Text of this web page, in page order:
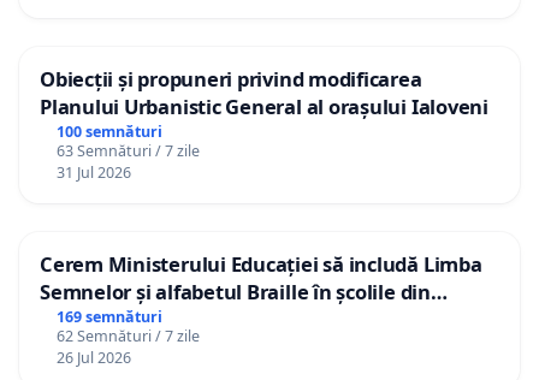
Obiecții și propuneri privind modificarea
Planului Urbanistic General al orașului Ialoveni
100 semnături
63 Semnături / 7 zile
31 Jul 2026
Cerem Ministerului Educației să includă Limba
Semnelor și alfabetul Braille în școlile din
Republica Moldova!
169 semnături
62 Semnături / 7 zile
26 Jul 2026